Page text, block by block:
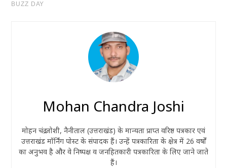
Mohan Chandra Joshi
मोहन चंद्र जोशी, नैनीताल (उत्तराखंड) के मान्यता प्राप्त वरिष्ठ पत्रकार एवं
उत्तराखंड मॉर्निंग पोस्ट के संपादक हैं। उन्हें पत्रकारिता के क्षेत्र में 26 वर्षों
का अनुभव है और वे निष्पक्ष व जनहितकारी पत्रकारिता के लिए जाने जाते
हैं।